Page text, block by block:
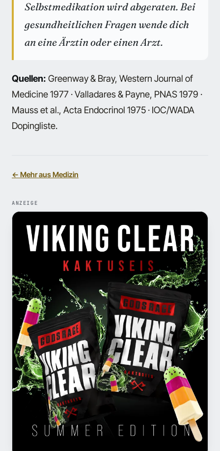
Selbstmedikation wird abgeraten. Bei
gesundheitlichen Fragen wende dich
an eine Ärztin oder einen Arzt.
Quellen: Greenway & Bray, Western Journal of
Medicine 1977 · Valladares & Payne, PNAS 1979 ·
Mauss et al., Acta Endocrinol 1975 · IOC/WADA
Dopingliste.
← Mehr aus Medizin
ANZEIGE